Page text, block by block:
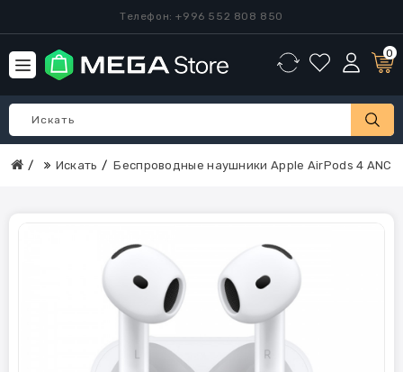
Телефон: +996 552 808 850
0
Искать Беспроводные наушники Apple AirPods 4 ANC